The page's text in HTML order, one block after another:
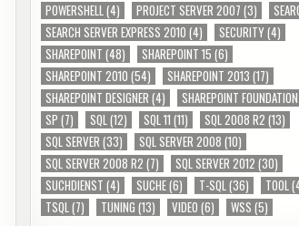
POWERSHELL(4) PROJECT SERVER 2007 (3)
SEARCH SERVER EXPRESS 2010 (4) SECURITY(4)
SHAREPOINT (48) SHAREPOINT 15 (6)
SHAREPOINT 2010 (54) SHAREPOINT 2013 (17)
SHAREPOINT DESIGNER (4) SHAREPOINT FOUNDATION
SP (7) SQL(12) SQL 11 (11) SQL 2008 R2 (13)
SQL SERVER (33) SQL SERVER 2008 (10)
SQL SERVER 2008 R2 (7) SQL SERVER 2012 (30)
SUCHDIENST (4) SUCHE(6) T-SQL(36) TOOL
TSQL(7) TUNING (13) VIDEO (6) WSS (5)